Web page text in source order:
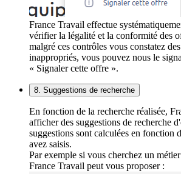
France Travail effectue
vérifier la légalité et la conformité des
malgré ces contrôles vous constatez
inappropriés, vous pouvez nous le
« Signaler cette offre ».
8. Suggestions de recherche
En fonction de la recherche réalisée,
afficher des suggestions de recherche
suggestions sont calculées en fonction
avez saisis.
Par exemple si vous cherchez un
France Travail peut vous proposer :